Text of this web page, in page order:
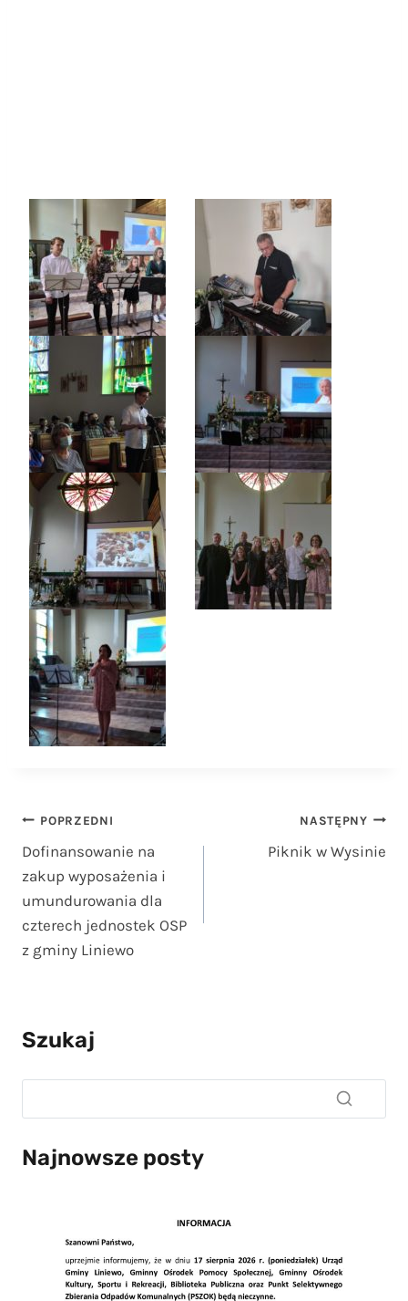
Nawigacja
wpisu
POPRZEDNI
Dofinansowanie na
zakup wyposażenia i
umundurowania dla
czterech jednostek OSP
z gminy Liniewo
NASTĘPNY
Piknik w Wysinie
Szukaj
Najnowsze posty